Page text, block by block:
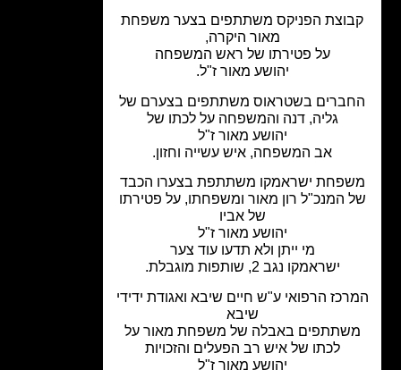
הפניקס משתתפים בצער משפחת
מאור היקרה,
על פטירתו של ראש המשפחה
יהושע מאור ז"ל.
בשטראוס משתתפים בצערם של
גליה, דנה והמשפחה על לכתו של
יהושע מאור ז"ל
אב המשפחה, איש עשייה וחזון.
ישראמקו משתתפת בצערו הכבד
המנכ"ל רון מאור ומשפחתו, על פטירתו
יהושע מאור ז"ל
מי ייתן ולא תדעו עוד צער
ישראמקו נגב 2, שותפות מוגבלת.
הרפואי ע"ש חיים שיבא ואגודת ידידי
באבלה של משפחת מאור על
לכתו של איש רב הפעלים והזכויות
יהושע מאור ז"ל